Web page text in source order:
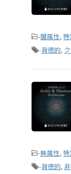
-闇属性, 特
-背徳的,
-無属性, 特
-背徳的,